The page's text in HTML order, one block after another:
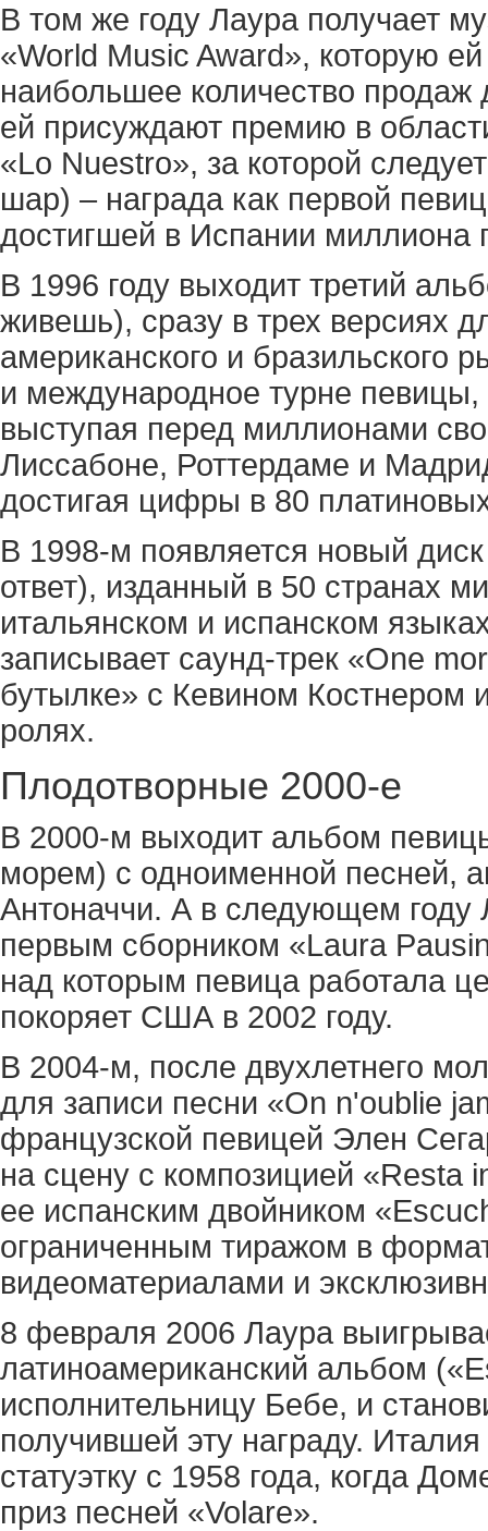
В том же году Лаура получает
«World Music Award», которую
наибольшее количество
ей присуждают премию в
«Lo Nuestro», за которой
шар) – награда как первой
достигшей в Испании миллиона
В 1996 году выходит третий
живешь), сразу в трех версиях
американского и бразильского
и международное турне певицы,
выступая перед миллионами
Лиссабоне, Роттердаме и
достигая цифры в 80
В 1998-м появляется новый
ответ), изданный в 50 странах
итальянском и испанском
записывает саунд-трек «One
бутылке» с Кевином
ролях.
Плодотворные 2000-е
В 2000-м выходит альбом
морем) с одноименной песней,
Антоначчи. А в следующем году
первым сборником «Laura
над которым певица работала
покоряет США в 2002 году.
В 2004-м, после двухлетнего
для записи песни «On n'oublie
французской певицей Элен
на сцену с композицией «Resta
ее испанским двойником
ограниченным тиражом в
видеоматериалами и
8 февраля 2006 Лаура
латиноамериканский альбом
исполнительницу Бебе, и
получившей эту награду.
статуэтку с 1958 года, когда
приз песней «Volare».